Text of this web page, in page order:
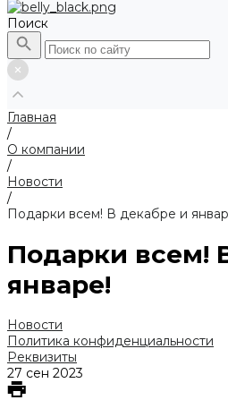
Поиск
Главная
/
О компании
/
Новости
/
Подарки всем! В декабре и
Подарки всем!
январе!
Новости
Политика конфиденциальности
Реквизиты
27 сен 2023